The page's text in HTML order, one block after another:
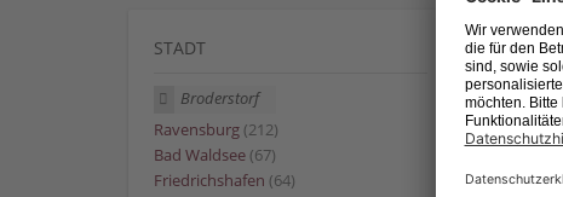
STADT
Broderstorf
Ravensburg (212)
Bad Waldsee (67)
Friedrichshafen (64)